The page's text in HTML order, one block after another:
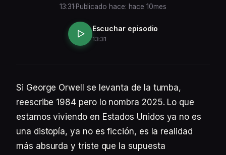
13:31·Publicado hace: hace 10mes
Escuchar episodio
13:31
Si George Orwell se levanta de la tumba,
reescribe 1984 pero lo nombra 2025. Lo que
estamos viviendo en Estados Unidos ya no es
una distopía, ya no es ficción, es la realidad
más absurda y triste que la supuesta